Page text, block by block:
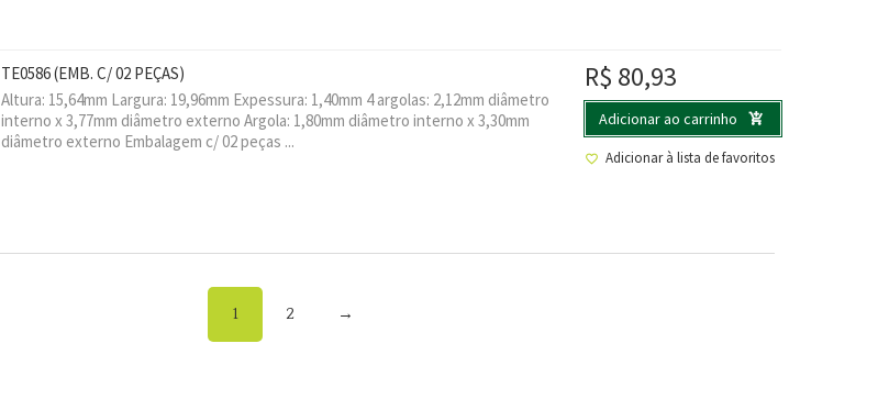
TE0586(EMB. C/ 02 PEÇAS)
Altura: 15,64mm Largura: 19,96mm Expessura: 1,40mm 4 argolas: 2,12mm diâmetro
interno x 3,77mm diâmetro externo Argola: 1,80mm diâmetro interno x 3,30mm
diâmetro externo Embalagem c/ 02 peças ...
R$ 80,93
Adicionar ao carrinho
Adicionar à lista de favoritos
1 2 →